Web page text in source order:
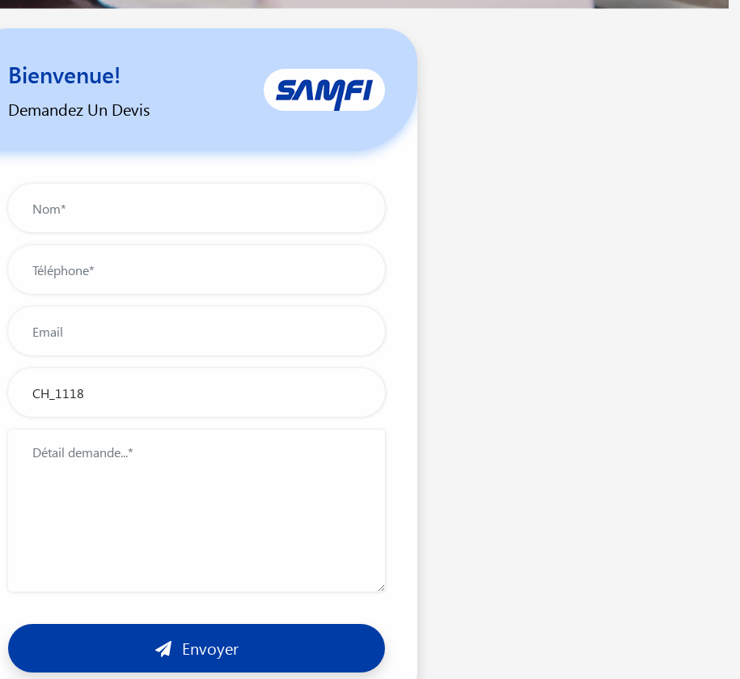
Bienvenue!
Demandez Un Devis
Envoyer